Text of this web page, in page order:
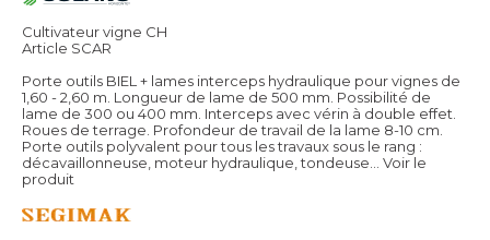
Cultivateur vigne CH
Article SCAR
Porte outils BIEL + lames interceps hydraulique pour vignes de
1,60 - 2,60 m. Longueur de lame de 500 mm. Possibilité de
lame de 300 ou 400 mm. Interceps avec vérin à double effet.
Roues de terrage. Profondeur de travail de la lame 8-10 cm.
Porte outils polyvalent pour tous les travaux sous le rang :
décavaillonneuse, moteur hydraulique, tondeuse... Voir le
produit